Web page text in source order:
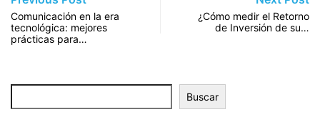
Comunicación en la era
tecnológica: mejores
prácticas para…
¿Cómo medir el Retorno
de Inversión de su…
Buscar